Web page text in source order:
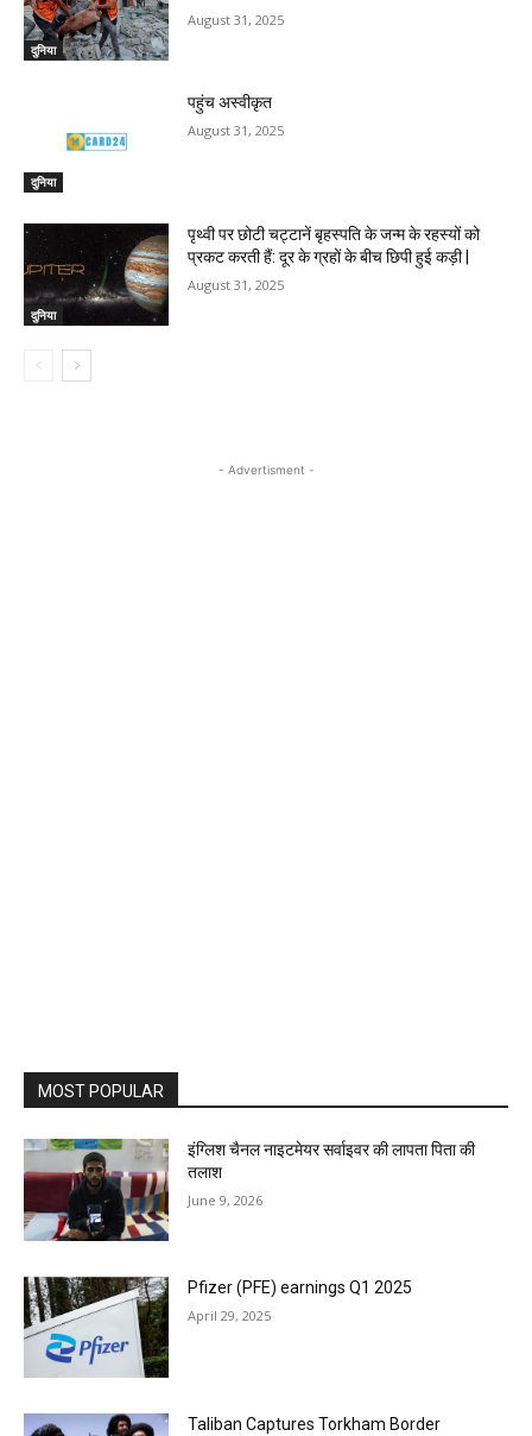
दुनिया
August 31, 2025
दुनिया
पहुंच अस्वीकृत
August 31, 2025
दुनिया
पृथ्वी पर छोटी चट्टानें बृहस्पति के जन्म के रहस्यों को
प्रकट करती हैं: दूर के ग्रहों के बीच छिपी हुई कड़ी |
August 31, 2025
- Advertisment -
MOST POPULAR
इंग्लिश चैनल नाइटमेयर सर्वाइवर की लापता पिता की
तलाश
June 9, 2026
Pfizer (PFE) earnings Q1 2025
April 29, 2025
Taliban Captures Torkham Border